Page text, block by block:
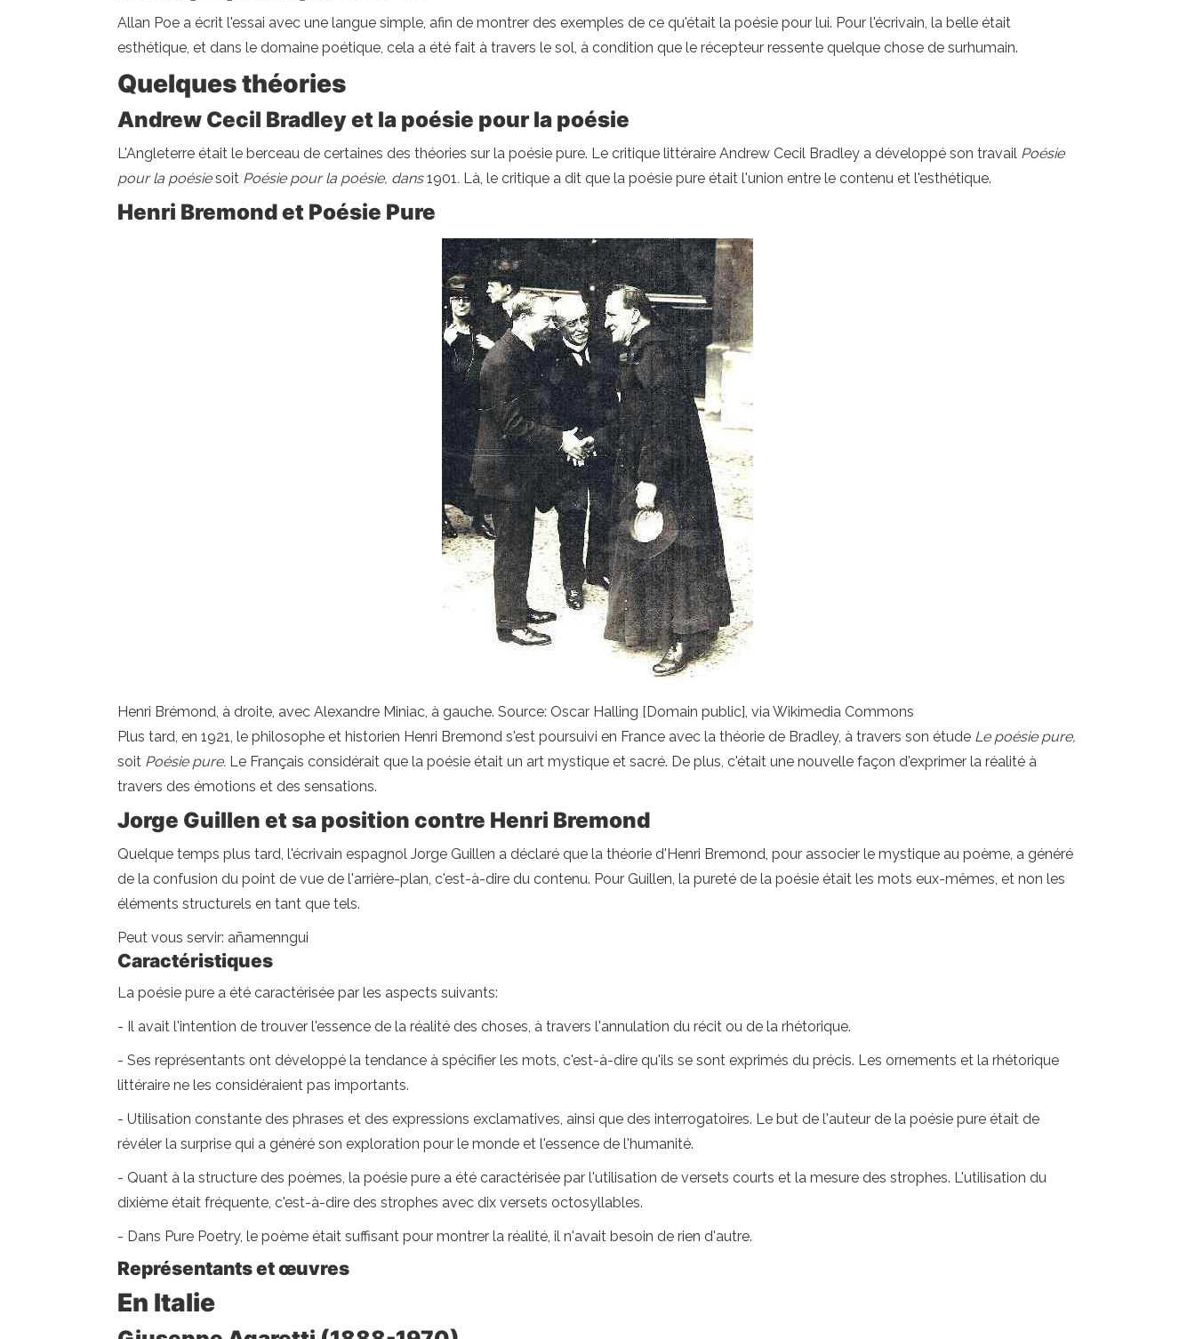
Allan Poe a écrit l'essai avec une langue simple, afin de montrer des exemples de ce qu'était la poésie pour lui. Pour l'écrivain, la belle était
esthétique, et dans le domaine poétique, cela a été fait à travers le sol, à condition que le récepteur ressente quelque chose de surhumain.
Quelques théories
Andrew Cecil Bradley et la poésie pour la poésie
L'Angleterre était le berceau de certaines des théories sur la poésie pure. Le critique littéraire Andrew Cecil Bradley a développé son travail Poésie
pour la poésiesoit Poésie pour la poésie, dans1901. Là, le critique a dit que la poésie pure était l'union entre le contenu et l'esthétique.
Henri Bremond et Poésie Pure
Henri Brémond, à droite, avec Alexandre Miniac, à gauche. Source: Oscar Halling [Domain public], via Wikimedia Commons
Plus tard, en 1921, le philosophe et historien Henri Bremond s'est poursuivi en France avec la théorie de Bradley, à travers son étude Le poésie pure,
soit Poésie pure. Le Français considérait que la poésie était un art mystique et sacré. De plus, c'était une nouvelle façon d'exprimer la réalité à
travers des émotions et des sensations.
Jorge Guillen et sa position contre Henri Bremond
Quelque temps plus tard, l'écrivain espagnol Jorge Guillen a déclaré que la théorie d'Henri Bremond, pour associer le mystique au poème, a généré
de la confusion du point de vue de l'arrière-plan, c'est-à-dire du contenu. Pour Guillen, la pureté de la poésie était les mots eux-mêmes, et non les
éléments structurels en tant que tels.
Peut vous servir: añamenngui
Caractéristiques
La poésie pure a été caractérisée par les aspects suivants:
- Il avait l'intention de trouver l'essence de la réalité des choses, à travers l'annulation du récit ou de la rhétorique.
- Ses représentants ont développé la tendance à spécifier les mots, c'est-à-dire qu'ils se sont exprimés du précis. Les ornements et la rhétorique
littéraire ne les considéraient pas importants.
- Utilisation constante des phrases et des expressions exclamatives, ainsi que des interrogatoires. Le but de l'auteur de la poésie pure était de
révéler la surprise qui a généré son exploration pour le monde et l'essence de l'humanité.
- Quant à la structure des poèmes, la poésie pure a été caractérisée par l'utilisation de versets courts et la mesure des strophes. L'utilisation du
dixième était fréquente, c'est-à-dire des strophes avec dix versets octosyllables.
- Dans Pure Poetry, le poème était suffisant pour montrer la réalité, il n'avait besoin de rien d'autre.
Représentants et œuvres
En Italie